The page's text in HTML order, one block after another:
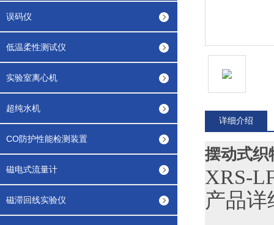
误码仪
低温柔性测试仪
实验室离心机
超纯水机
CO防护性能检测装置
磁电式流量计
磁滞回线实验仪
详细介绍
摆动式织
XRS-
产品详